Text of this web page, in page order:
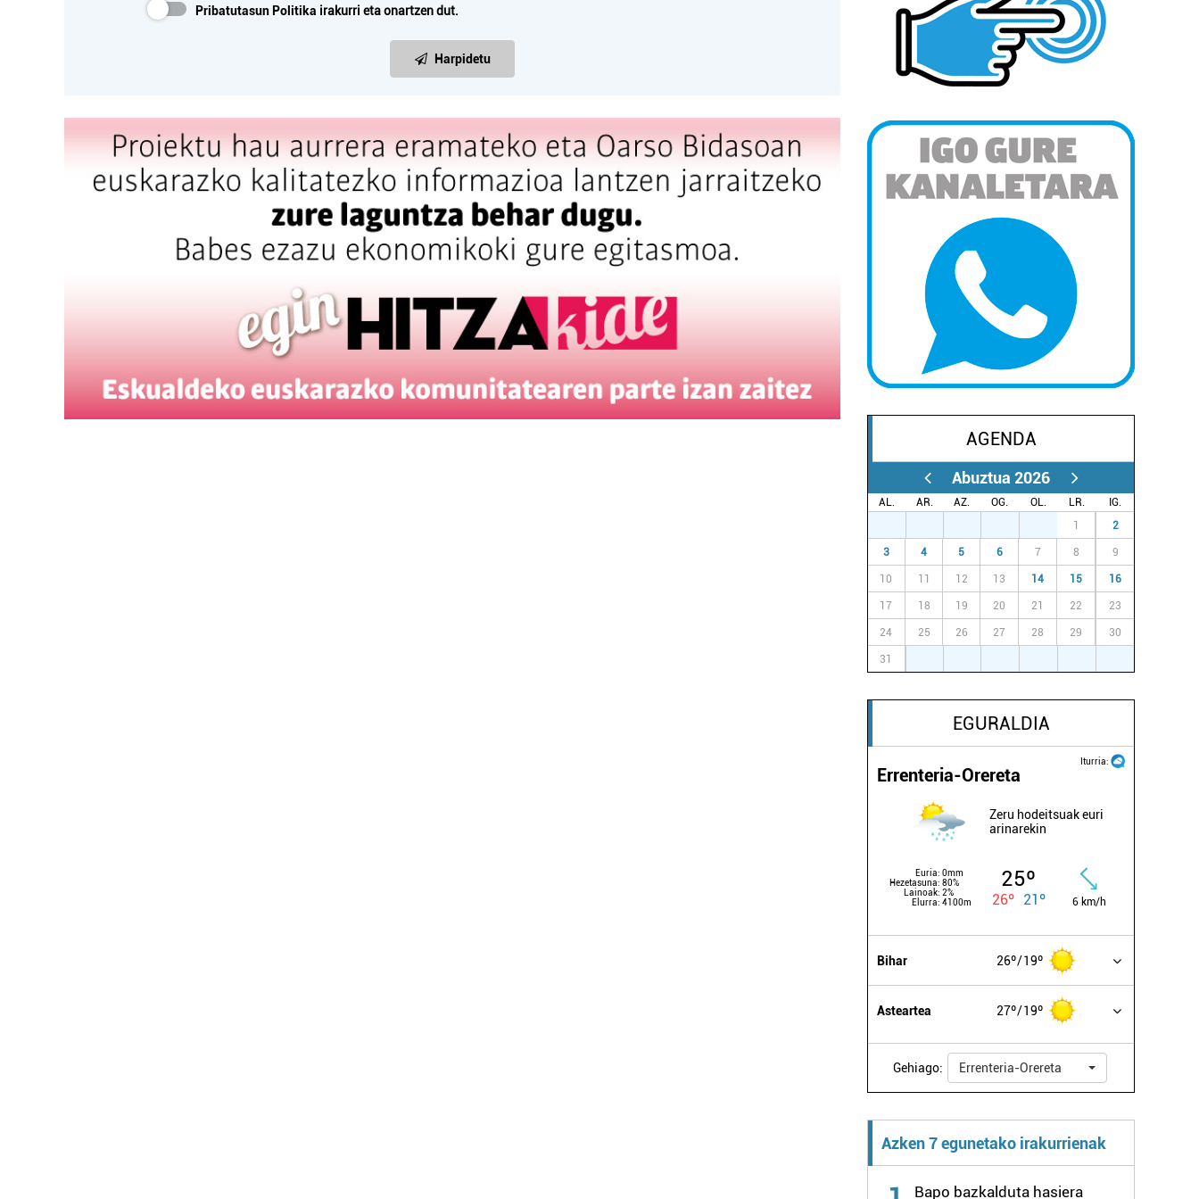
Pribatutasun Politika irakurri eta onartzen dut.
Harpidetu
AGENDA
Abuztua 2026
AL. AR. AZ. OG. OL. LR.
IG.
1 2
3 4 5 6 7 8 9
10 11 12 13 14 15 16
17 18 19 20 21 22 23
24 25 26 27 28 29 30
31
EGURALDIA
Iturria:
Errenteria-Orereta
Zeru hodeitsuak euri
arinarekin
Euria: 0mm
Hezetasuna: 80%
Lainoak: 2%
Elurra: 4100m
25º
26º 21º 6 km/h
Bihar 26º 19º
Asteartea 27º 19º
Gehiago: Errenteria-Orereta
Azken 7 egunetako irakurrienak
Bapo bazkalduta hasiera